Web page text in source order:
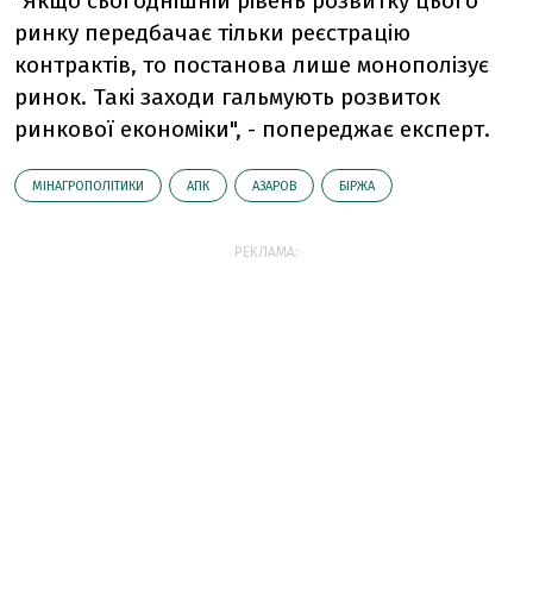
ринку передбачає тільки реєстрацію
контрактів, то постанова лише монополізує
ринок. Такі заходи гальмують розвиток
ринкової економіки", - попереджає експерт.
МІНАГРОПОЛІТИКИ АПК АЗАРОВ БІРЖА
РЕКЛАМА: